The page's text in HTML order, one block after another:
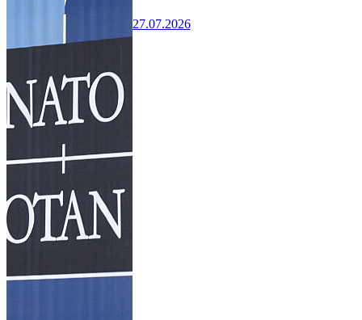
27.07.2026